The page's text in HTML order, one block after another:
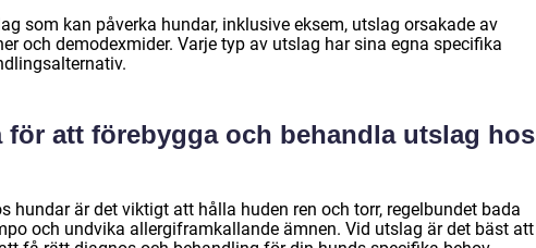
som kan påverka hundar, inklusive eksem, utslag orsakade av
och demodexmider. Varje typ av utslag har sina egna specifika
för att förebygga och behandla utslag hos
hundar är det viktigt att hålla huden ren och torr, regelbundet bada
och undvika allergiframkallande ämnen. Vid utslag är det bäst att